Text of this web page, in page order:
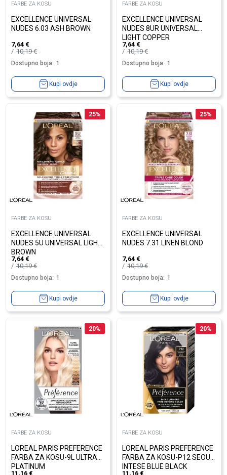
FARBE ZA KOSU
EXCELLENCE UNIVERSAL
NUDES 6.03 ASH BROWN
7,64 €
10,19€
Dostupno boja: 1
Kupi ovdje
FARBE ZA KOSU
EXCELLENCE UNIVERSAL
NUDES 8UR UNIVERSAL
LIGHT COPPER
7,64 €
10,19€
Dostupno boja: 1
Kupi ovdje
25%
FARBE ZA KOSU
EXCELLENCE UNIVERSAL
NUDES 5U UNIVERSAL LIGHT
BROWN
7,64 €
10,19€
Dostupno boja: 1
Kupi ovdje
25%
FARBE ZA KOSU
EXCELLENCE UNIVERSAL
NUDES 7.31 LINEN BLOND
7,64 €
10,19€
Dostupno boja: 1
Kupi ovdje
20%
FARBE ZA KOSU
LOREAL PARIS PREFERENCE
FARBA ZA KOSU-9L ULTRA
PLATINUM
11,16 €
20%
FARBE ZA KOSU
LOREAL PARIS PREFERENCE
FARBA ZA KOSU-P12 SEOUL
INTESE BLUE BLACK
11,16 €